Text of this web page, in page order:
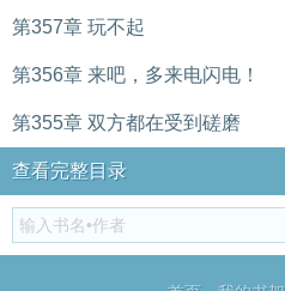
第357章 玩不起
第356章 来吧，多来电闪电！
第355章 双方都在受到磋磨
查看完整目录